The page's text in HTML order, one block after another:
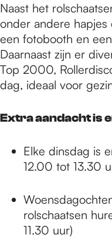
Naast het
onder andere hapjes
een fotobooth en
Daarnaast zijn er
Top 2000,
dag, ideaal voor
Extra aandacht is
Elke dinsdag is
12.00 tot 13.30
rolschaatsen
11.30 uur)